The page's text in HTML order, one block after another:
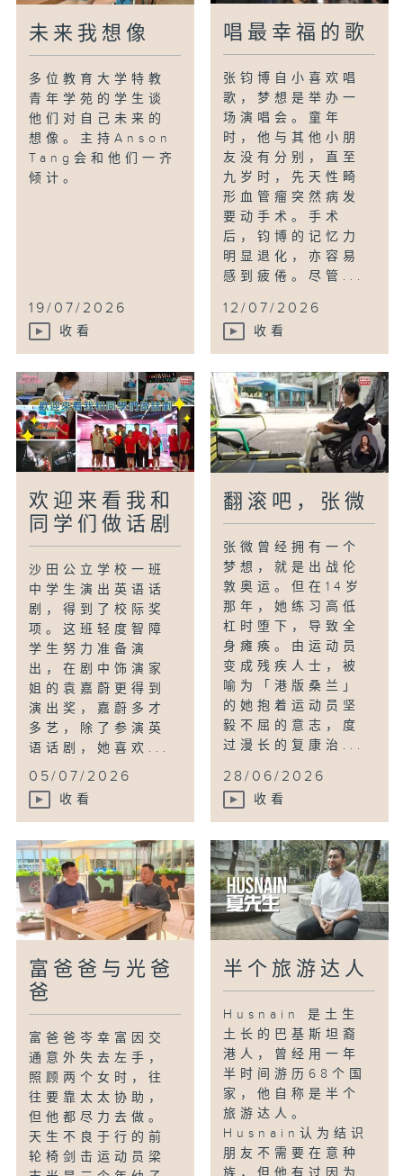
未来我想像
多位教育大学特教
青年学苑的学生谈
他们对自己未来的
想像。主持Anson
Tang会和他们一齐
倾计。
19/07/2026
收看
唱最幸福的歌
张钧博自小喜欢唱
歌，梦想是举办一
场演唱会。童年
时，他与其他小朋
友没有分别，直至
九岁时，先天性畸
形血管瘤突然病发
要动手术。手术
后，钧博的记忆力
明显退化，亦容易
感到疲倦。尽管...
12/07/2026
收看
欢迎来看我和
同学们做话剧
沙田公立学校一班
中学生演出英语话
剧，得到了校际奖
项。这班轻度智障
学生努力准备演
出，在剧中饰演家
姐的袁嘉蔚更得到
演出奖，嘉蔚多才
多艺，除了参演英
语话剧，她喜欢...
05/07/2026
收看
翻滚吧，张微
张微曾经拥有一个
梦想，就是出战伦
敦奥运。但在14岁
那年，她练习高低
杠时堕下，导致全
身瘫痪。由运动员
变成残疾人士，被
喻为「港版桑兰」
的她抱着运动员坚
毅不屈的意志，度
过漫长的复康治...
28/06/2026
收看
富爸爸与光爸
爸
富爸爸岑幸富因交
通意外失去左手，
照顾两个女时，往
往要靠太太协助，
但他都尽力去做。
天生不良于行的前
轮椅剑击运动员梁
半个旅游达人
Husnain 是土生
土长的巴基斯坦裔
港人，曾经用一年
半时间游历68个国
家，他自称是半个
旅游达人。
Husnain认为结识
朋友不需要在意种